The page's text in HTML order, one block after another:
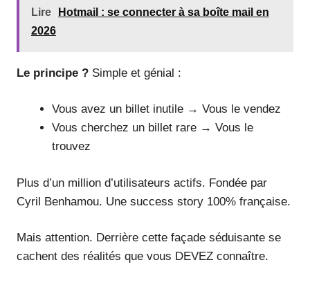
Lire
Hotmail : se connecter à sa boîte mail en
2026
Le principe ? Simple et génial :
Vous avez un billet inutile → Vous le vendez
Vous cherchez un billet rare → Vous le
trouvez
Plus d’un million d’utilisateurs actifs. Fondée par
Cyril Benhamou. Une success story 100% française.
Mais attention. Derrière cette façade séduisante se
cachent des réalités que vous DEVEZ connaître.